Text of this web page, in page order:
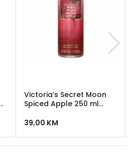
Victoria’s Secret Moon
Spiced Apple 250 ml
39,00 KM